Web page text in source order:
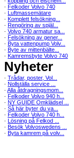
· Felkoder Volvo 740
· Luftmassemätare
· Komplett felsökning...
· Rengöring av spjäl...
· Volvo 740 armatur sa...
· Felsökning av gener...
· Byta vattenpump Volv...
· Byte av mittenbälte...
· Kamremsbyte Volvo 740
Nyheter
· Trådar, poster, Vol...
· Nollställa service ...
· Alla åtdragningsmom...
· Felkoder Volvo 940 h...
· NY GUIDE Omklädsel ...
· Så här byter du va...
· Felkoder Volvo 740 h...
· Lösning på Felkod ...
· Besök Volvoswedens ...
· Byta kamrem på volv...